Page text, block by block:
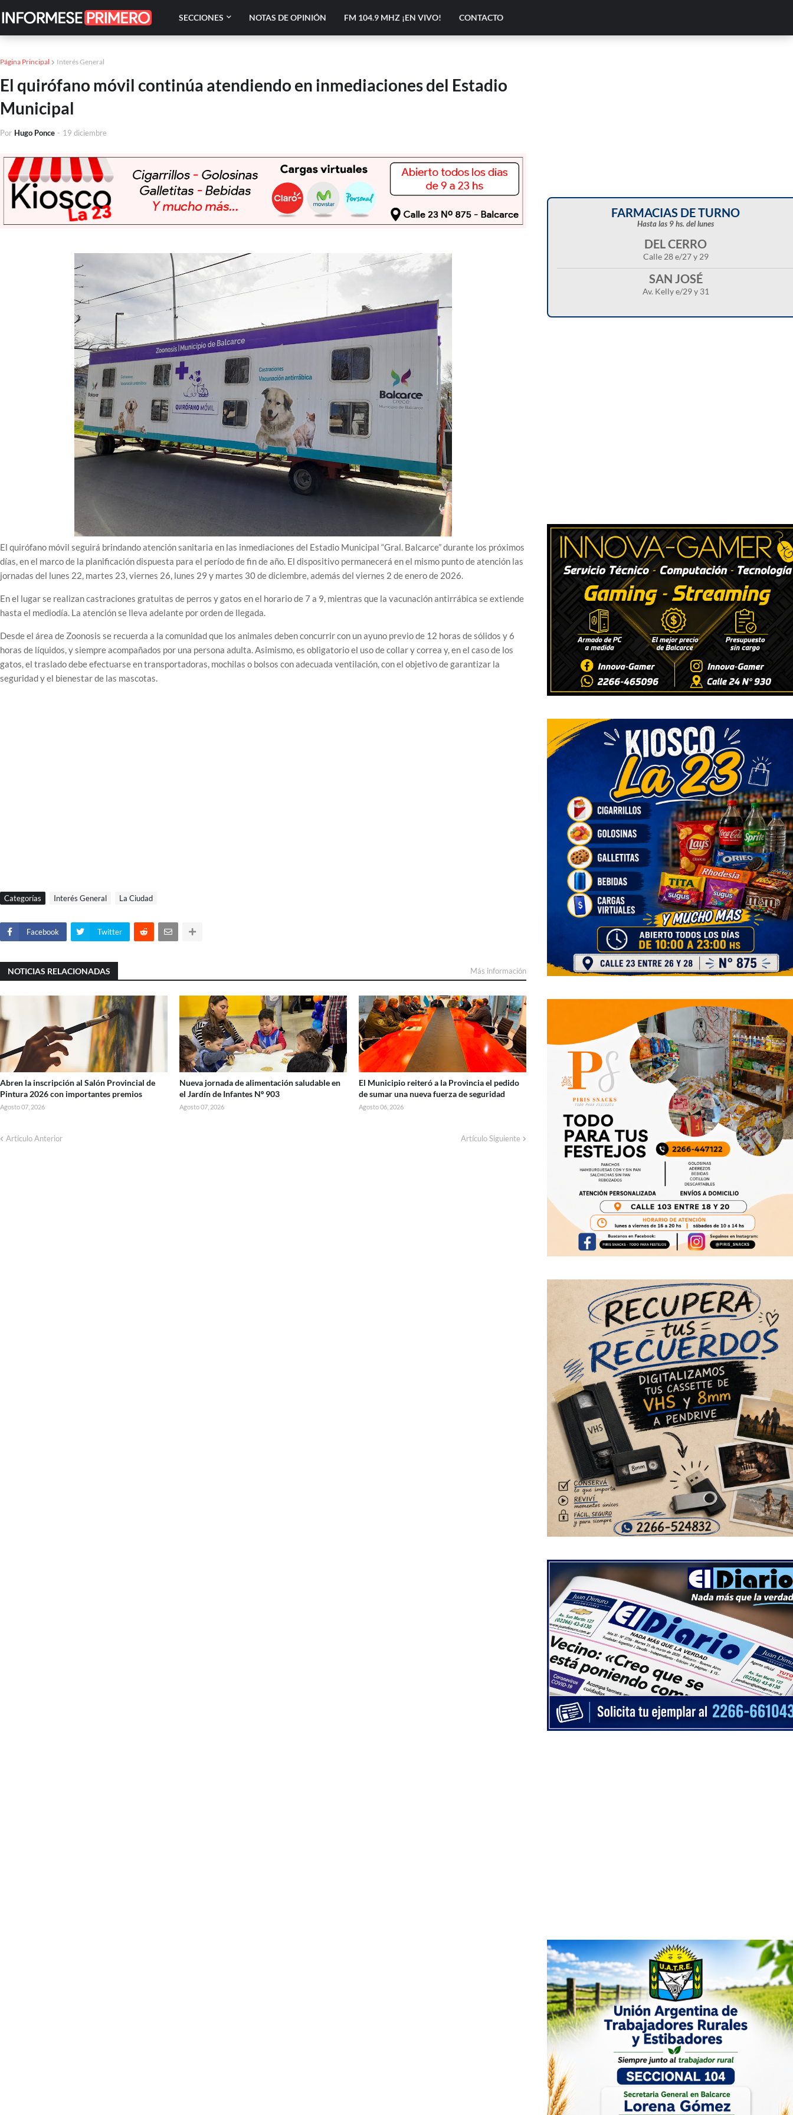
SECCIONES NOTAS DE OPINIÓN FM 104.9 MHZ ¡EN VIVO! CONTACTO
Página Principal Interés General
El quirófano móvil continúa atendiendo en inmediaciones del Estadio
Municipal
Por Hugo Ponce - 19 diciembre
El quirófano móvil seguirá brindando atención sanitaria en las inmediaciones del Estadio Municipal “Gral. Balcarce” durante los próximos
días, en el marco de la planificación dispuesta para el período de fin de año. El dispositivo permanecerá en el mismo punto de atención las
jornadas del lunes 22, martes 23, viernes 26, lunes 29 y martes 30 de diciembre, además del viernes 2 de enero de 2026.
En el lugar se realizan castraciones gratuitas de perros y gatos en el horario de 7 a 9, mientras que la vacunación antirrábica se extiende
hasta el mediodía. La atención se lleva adelante por orden de llegada.
Desde el área de Zoonosis se recuerda a la comunidad que los animales deben concurrir con un ayuno previo de 12 horas de sólidos y 6
horas de líquidos, y siempre acompañados por una persona adulta. Asimismo, es obligatorio el uso de collar y correa y, en el caso de los
gatos, el traslado debe efectuarse en transportadoras, mochilas o bolsos con adecuada ventilación, con el objetivo de garantizar la
seguridad y el bienestar de las mascotas.
Categorías Interés General La Ciudad
Facebook Twitter
NOTICIAS RELACIONADAS Más información
Abren la inscripción al Salón Provincial de
Pintura 2026 con importantes premios
Agosto 07, 2026
Nueva jornada de alimentación saludable en
el Jardín de Infantes Nº 903
Agosto 07, 2026
El Municipio reiteró a la Provincia el pedido
de sumar una nueva fuerza de seguridad
Agosto 06, 2026
Artículo Anterior Artículo Siguiente
FARMACIAS DE TURNO
Hasta las 9 hs. del lunes
DEL CERRO
Calle 28 e/27 y 29
SAN JOSÉ
Av. Kelly e/29 y 31